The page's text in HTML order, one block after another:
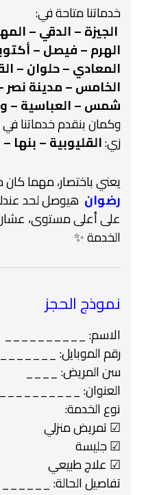
خدماتنا متاحة في:
الجيزة – الدقي –
الهرم – فيصل –
المعادي – حلوان –
الخامس – مدينة نصر
شمس – العباسية –
وكمان بنقدم خدماتنا
زي:القليوبية – بنها
يعني باختصار، مهما كان
رضوان هيوصل لحد
على أعلى مستوى،
الخدمة ✨
نموذج الحجز
الاسم: __________
رقم الموبايل:
سن المريض: ____
العنوان: __________
نوع الخدمة:
☑ تمريض منزلي
☑ جليسة
☑ علاج طبيعي
تفاصيل الحالة: